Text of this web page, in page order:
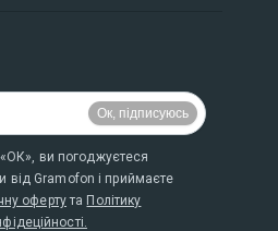
ви погоджуєтеся
від Gramofon і приймаєте
офертута Політику